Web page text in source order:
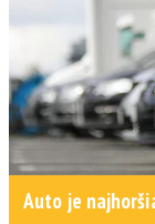
Auto je